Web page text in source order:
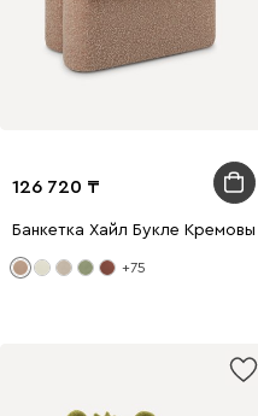
126 720
Банкетка Хайл Букле Кремовый
+75